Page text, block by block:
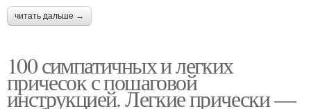
читать дальше →
100 симпатичных и легких
причесок с пошаговой
инструкцией. Легкие прически —